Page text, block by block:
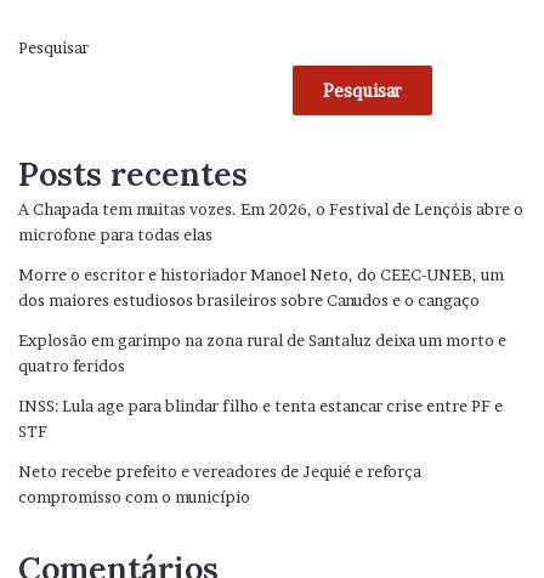
Pesquisar
Pesquisar
Posts recentes
A Chapada tem muitas vozes. Em 2026, o Festival de Lençóis abre o
microfone para todas elas
Morre o escritor e historiador Manoel Neto, do CEEC-UNEB, um
dos maiores estudiosos brasileiros sobre Canudos e o cangaço
Explosão em garimpo na zona rural de Santaluz deixa um morto e
quatro feridos
INSS: Lula age para blindar filho e tenta estancar crise entre PF e
STF
Neto recebe prefeito e vereadores de Jequié e reforça
compromisso com o município
Comentários